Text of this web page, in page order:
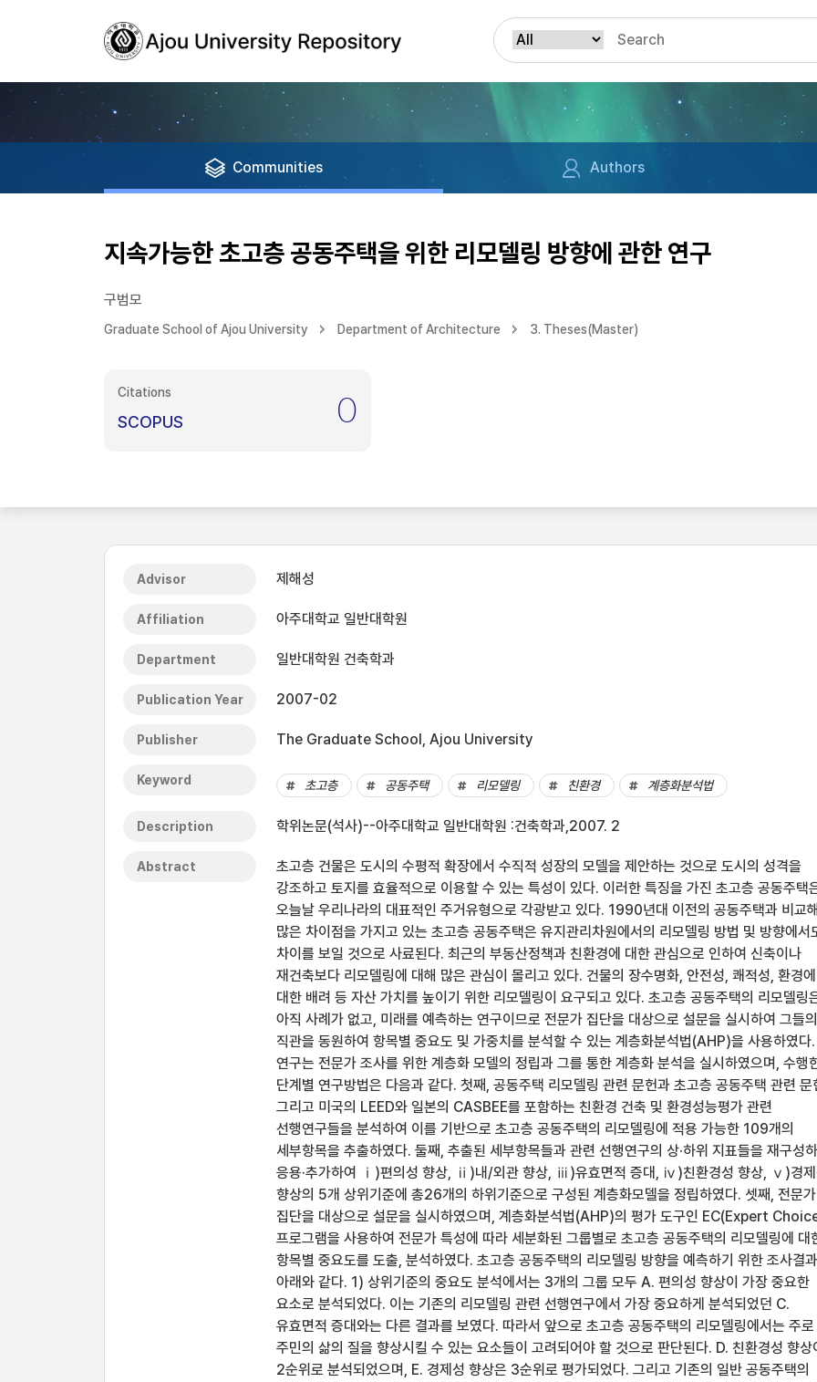
Communities Authors
지속가능한 초고층 공동주택을 위한 리모델링 방향에 관한 연구
구범모
Graduate School of Ajou University Department of Architecture 3. Theses(Master)
Citations
SCOPUS 0
Advisor 제해성
Affiliation 아주대학교 일반대학원
Department 일반대학원 건축학과
Publication Year 2007-02
Publisher The Graduate School, Ajou University
Keyword 초고층 공동주택 리모델링 친환경 계층화분석법
Description 학위논문(석사)--아주대학교 일반대학원 :건축학과,2007. 2
Abstract
초고층 건물은 도시의 수평적 확장에서 수직적 성장의 모델을 제안하는 것으로 도시의 성격을
강조하고 토지를 효율적으로 이용할 수 있는 특성이 있다. 이러한 특징을 가진 초고층 공동주택
오늘날 우리나라의 대표적인 주거유형으로 각광받고 있다. 1990년대 이전의 공동주택과 비교
많은 차이점을 가지고 있는 초고층 공동주택은 유지관리차원에서의 리모델링 방법 및 방향에서
차이를 보일 것으로 사료된다. 최근의 부동산정책과 친환경에 대한 관심으로 인하여 신축이나
재건축보다 리모델링에 대해 많은 관심이 몰리고 있다. 건물의 장수명화, 안전성, 쾌적성, 환경에
대한 배려 등 자산 가치를 높이기 위한 리모델링이 요구되고 있다. 초고층 공동주택의 리모델링
아직 사례가 없고, 미래를 예측하는 연구이므로 전문가 집단을 대상으로 설문을 실시하여 그들의
직관을 동원하여 항목별 중요도 및 가중치를 분석할 수 있는 계층화분석법(AHP)을 사용하였다
연구는 전문가 조사를 위한 계층화 모델의 정립과 그를 통한 계층화 분석을 실시하였으며, 수행
단계별 연구방법은 다음과 같다. 첫째, 공동주택 리모델링 관련 문헌과 초고층 공동주택 관련 문
그리고 미국의 LEED와 일본의 CASBEE를 포함하는 친환경 건축 및 환경성능평가 관련
선행연구들을 분석하여 이를 기반으로 초고층 공동주택의 리모델링에 적용 가능한 109개의
세부항목을 추출하였다. 둘째, 추출된 세부항목들과 관련 선행연구의 상·하위 지표들을 재구성
응용·추가하여 ⅰ)편의성 향상, ⅱ)내/외관 향상, ⅲ)유효면적 증대, ⅳ)친환경성 향상, ⅴ)경
향상의 5개 상위기준에 총26개의 하위기준으로 구성된 계층화모델을 정립하였다. 셋째, 전문가
집단을 대상으로 설문을 실시하였으며, 계층화분석법(AHP)의 평가 도구인 EC(Expert
프로그램을 사용하여 전문가 특성에 따라 세분화된 그룹별로 초고층 공동주택의 리모델링에 대
항목별 중요도를 도출, 분석하였다. 초고층 공동주택의 리모델링 방향을 예측하기 위한 조사결
아래와 같다. 1) 상위기준의 중요도 분석에서는 3개의 그룹 모두 A. 편의성 향상이 가장 중요한
요소로 분석되었다. 이는 기존의 리모델링 관련 선행연구에서 가장 중요하게 분석되었던 C.
유효면적 증대와는 다른 결과를 보였다. 따라서 앞으로 초고층 공동주택의 리모델링에서는 주로
주민의 삶의 질을 향상시킬 수 있는 요소들이 고려되어야 할 것으로 판단된다. D. 친환경성 향상
2순위로 분석되었으며, E. 경제성 향상은 3순위로 평가되었다. 그리고 기존의 일반 공동주택의